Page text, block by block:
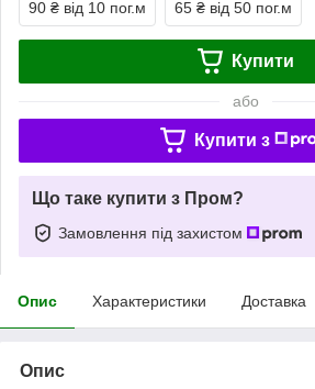
90 ₴ від 10 пог.м 65 ₴ від 50 пог.м
Купити
або
Купити з
Що таке купити з Пром?
Замовлення під захистом
Опис Характеристики Доставка
Опис